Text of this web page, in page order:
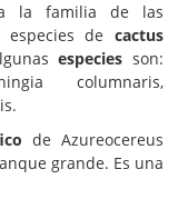
la familia de las
de cactus
especies son:
columnaris,
de Azureocereus
grande. Es una